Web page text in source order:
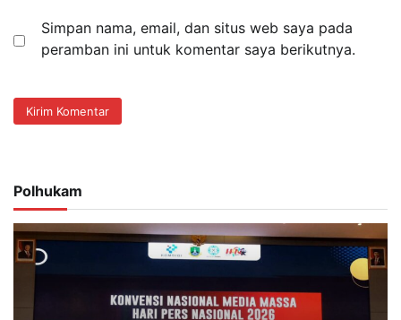
Simpan nama, email, dan situs web saya pada
peramban ini untuk komentar saya berikutnya.
Polhukam